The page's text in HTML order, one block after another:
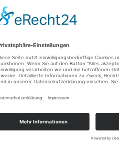
eine Klausel mit Bezugnahme
Lokalisationsunternehmen bereits
nichts ausschließt.